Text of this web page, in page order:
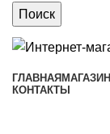
Поиск
ГЛАВНАЯ МАГАЗИН
КОНТАКТЫ